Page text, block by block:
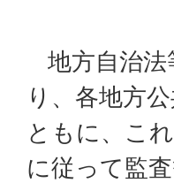
地方自治法
り、各地方
ともに、こ
に従って監